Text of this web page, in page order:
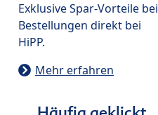
Exklusive Spar-Vorteile bei
Bestellungen direkt bei
HiPP.
Mehr erfahren